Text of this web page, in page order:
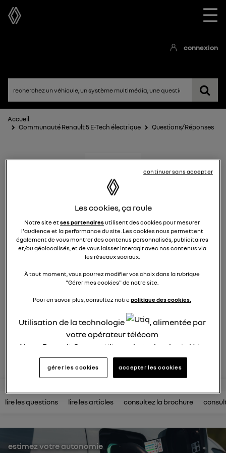
☰
connexion
Accueil
Communauté Renault 5 E-Tech électrique
Questions/Réponses
Renault 5 E-Tech
électrique
électriques RENAULT
872membres
R5 est de retour. Pop malicieuse, accueillante, Renault 5
posez une question
lire les questions lire les articles consultez la brochure
estimez votre autonomie
Les cookies, ça roule
Notre site etses partenairesutilisent des cookies pour mesurer
l'audience et la performance du site. Les cookies nous permettent
également de vous montrer des contenus personnalisés, publicitaires
et/ou géolocalisés, et de vous laisser interagir avec nos contenus via
les réseaux sociaux.
À tout moment, vous pourrez modifier vos choix dans la rubrique
"Gérer mes cookies" de notre site.
Pour en savoir plus, consultez notrepolitique des cookies.
Utilisation de la technologie
, alimentée par
votre opérateur télécom
Nous, Renault Group, utilisons la technologie Utiq
pour nos activités digitales (telles que décrites
dans cette notice de consentement) et liées à
utilisez une connexion internet fournie parun
opérateur télécom participantet que vous
La technologie Utiq a été conçue pour la
protection de vos données personnelles en vous
gérer les cookies accepter les cookies
continuer sans accepter